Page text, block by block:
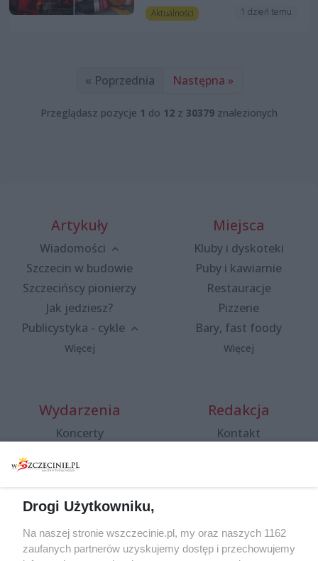
Aktualności 1 dzień temu
« Poprzednia Następna »
Przeglądasz pozycje 1 do 12 z 30379 znalezionych
Artykuły
Wiadomości
Szczecin w budowie
Szczecińscy pionierzy
Jak jedziesz?
Publicystyka - cykle
Więcej
Miejsca
Kluby i dyskoteki
Puby i kawiarnie
Restauracje
Pizzerie
Bary, fast foody
Więcej
Wydarzenia
Koncerty
Spacery i oprowadzania
targi
Wernisaże
Więcej
Redakcja
Kontakt
Specjalny koncert z okazji
20. urodzin portalu
Drogi Użytkowniku,
Na naszej stronie wszczecinie.pl, my oraz naszych 1162
zaufanych partnerów uzyskujemy dostęp i przechowujemy